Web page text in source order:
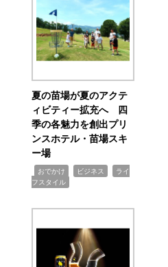
夏の苗場が夏のアクテ
ィビティー拡充へ 四
季の各魅力を創出プリ
ンスホテル・苗場スキ
ー場
おでかけ ビジネス
ライ
フスタイル